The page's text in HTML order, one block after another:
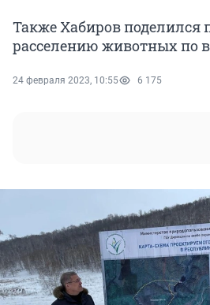
Также Хабиров поделился
расселению животных по
24 февраля 2023, 10:55 6 175